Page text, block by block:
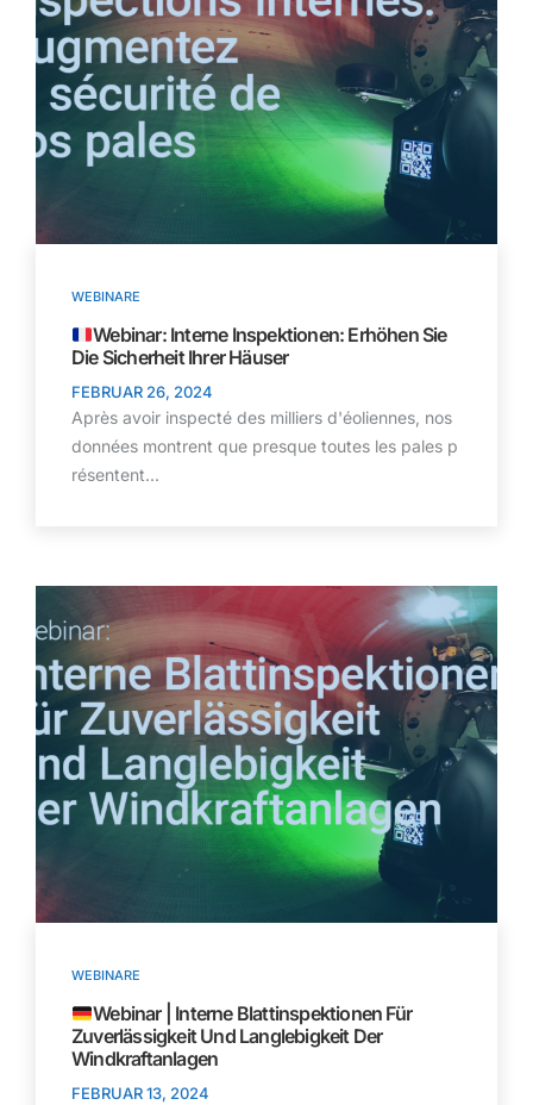
WEBINARE
Webinar: Interne Inspektionen: Erhöhen Sie
Die Sicherheit Ihrer Häuser
FEBRUAR 26, 2024
Après avoir inspecté des milliers d'éoliennes, nos
données montrent que presque toutes les pales p
résentent...
WEBINARE
Webinar | Interne Blattinspektionen Für
Zuverlässigkeit Und Langlebigkeit Der
Windkraftanlagen
FEBRUAR 13, 2024